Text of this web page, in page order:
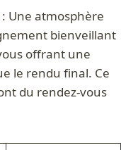
: Une atmosphère
bienveillant
offrant une
le rendu final. Ce
du rendez-vous